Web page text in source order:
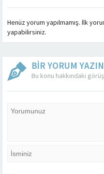
Henüz yorum yapılmamış. İlk
yapabilirsiniz.
BİR YORUM YAZIN
Bu konu hakkındaki